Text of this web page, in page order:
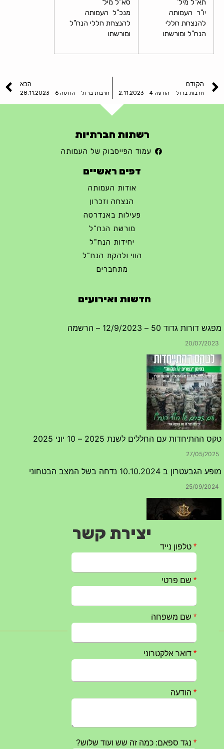
תא"ל מיל'
יו"ר העמותה
להנצחת חללי
הנח"ל ומורשתו
סא"ל מיל'
מנכ"ל העמותה
להנצחת חללי הנח"ל
ומורשתו
הקודם
חרבות ברזל – הודעה 4 – 2.11.2023
הבא
חרבות ברזל – הודעה 6 – 28.11.2023
רשתות חברתיות
עמוד הפייסבוק של העמותה
דפים ראשיים
אודות העמותה
הנצחה וזכרון
פעילות באנדרטה
מורשת הנח"ל
יחידות הנח"ל
הווי ולהקת הנח"ל
מתחברים
חדשות ואירועים
מפגש דורות גדוד 50 – 12/9/2023 – הרשמה
20/07/2023
טקס ההתיחדות עם החללים לשנת 2025 – 10 יוני 2025
27/05/2025
מופע הגבעטרון ב 10.10.2024 נדחה בשל המצב הבטחוני
25/09/2024
חרבות ברזל – הודעה 1 – 14.10.2023
טקס ההתיחדות השנתי 2023 נערך ב 5/9/2023 באנדרטה
יצירת קשר